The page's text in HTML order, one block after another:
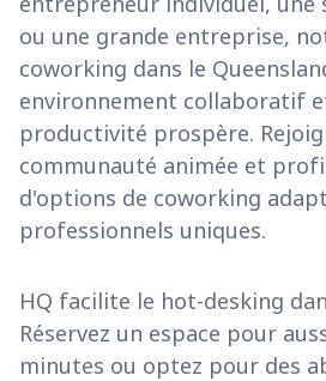
ou une grande entreprise,
coworking dans le
environnement collaboratif
productivité prospère.
communauté animée et
d'options de coworking
professionnels uniques.
HQ facilite le hot-desking
Réservez un espace pour
minutes ou optez pour des